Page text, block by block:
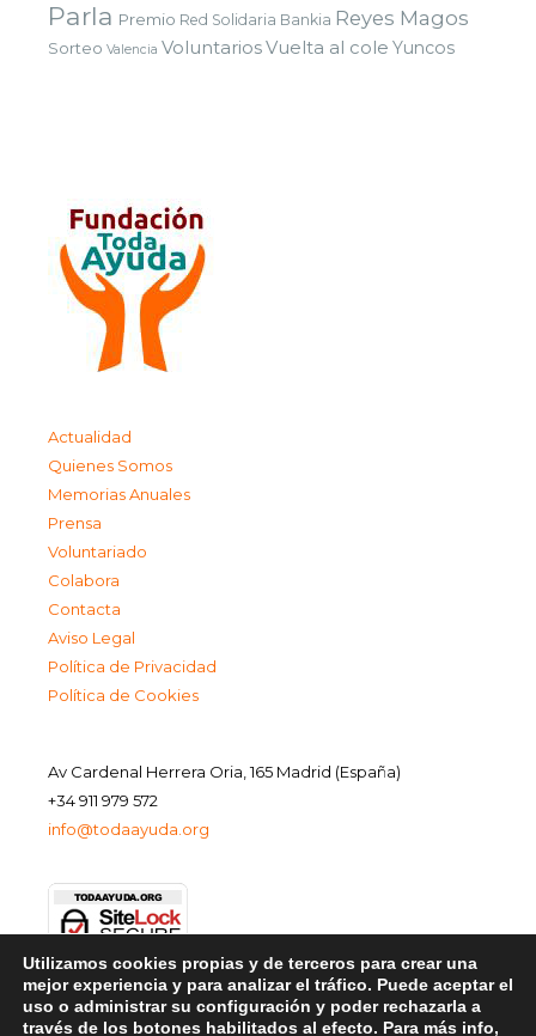
Parla Premio Red Solidaria Bankia Reyes Magos
Sorteo Valencia VoluntariosVuelta al cole Yuncos
Actualidad
Quienes Somos
Memorias Anuales
Prensa
Voluntariado
Colabora
Contacta
Aviso Legal
Política de Privacidad
Política de Cookies
Av Cardenal Herrera Oria, 165 Madrid (España)
+34 911 979 572
info@todaayuda.org
Utilizamos cookies propias y de terceros para crear una
mejor experiencia y para analizar el tráfico. Puede aceptar el
uso o administrar su configuración y poder rechazarla a
través de los botones habilitados al efecto. Para más info,